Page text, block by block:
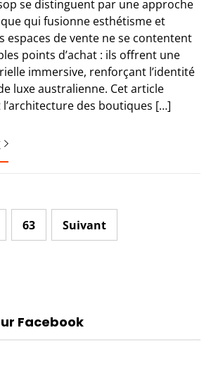
se distinguent par une approche
qui fusionne esthétisme et
espaces de vente ne se contentent
points d’achat : ils offrent une
immersive, renforçant l’identité
luxe australienne. Cet article
des boutiques […]
63 Suivant
Facebook